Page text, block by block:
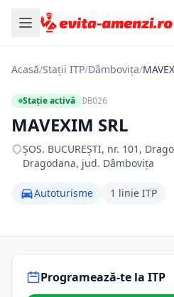
Acasă/Stații ITP/Dâmbovița/
Stație activă DB026
MAVEXIM SRL
ŞOS. BUCUREŞTI, nr. 101,
Dragodana, jud. Dâmbovița
Autoturisme 1 linie ITP
Programează-te la ITP